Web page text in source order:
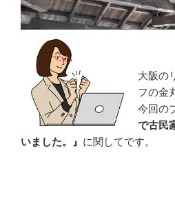
大阪の
フの金
今回の
で古民
いました。』 に関してです。